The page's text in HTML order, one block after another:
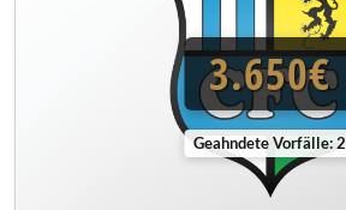
3.650€
Geahndete Vorfälle: 2